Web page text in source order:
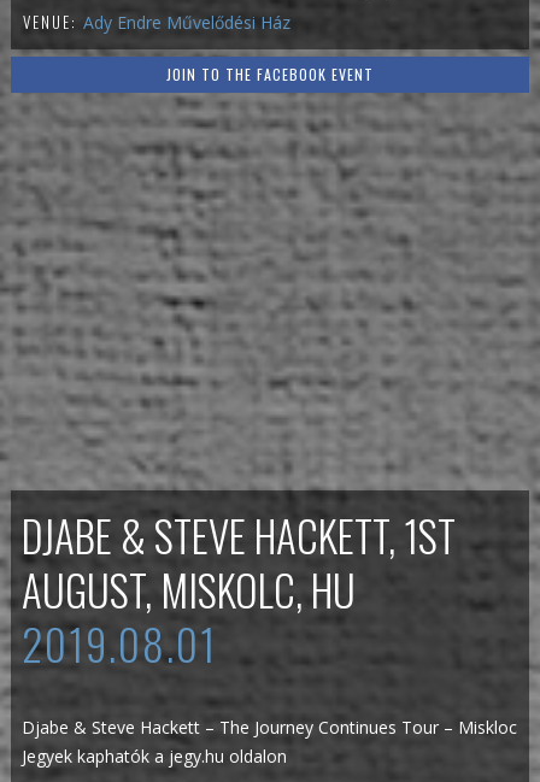
VENUE: Ady Endre Művelődési Ház
JOIN TO THE FACEBOOK EVENT
DJABE & STEVE HACKETT, 1ST
AUGUST, MISKOLC, HU
2019.08.01
Djabe & Steve Hackett – The Journey Continues Tour – Miskloc
Jegyek kaphatók a jegy.hu oldalon